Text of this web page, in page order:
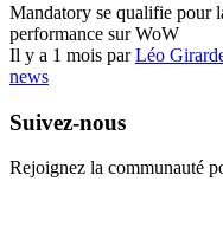
Mandatory se qualifie pour
performance sur WoW
Il y a 1 mois parLéo
news
Suivez-nous
Rejoignez la communauté